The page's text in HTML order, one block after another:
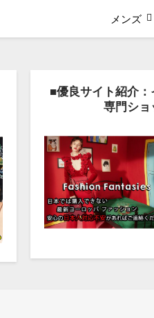
メンズ
■優良サイト紹介
専門ショ